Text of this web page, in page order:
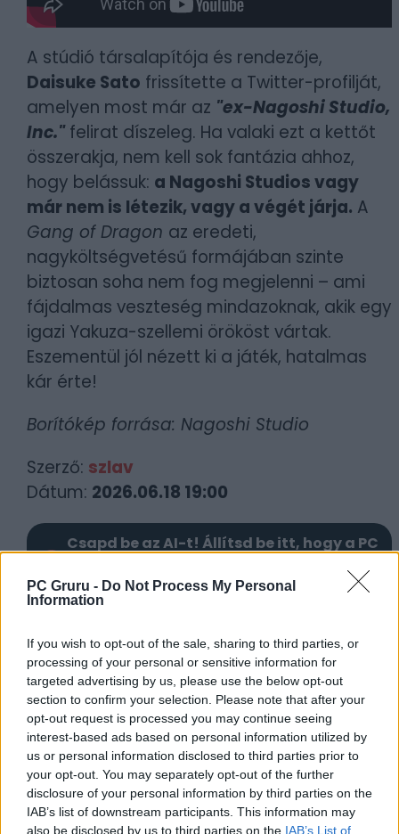
PC Gruru - Do Not Process My Personal
Information
If you wish to opt-out of the sale, sharing to third parties, or
processing of your personal or sensitive information for
targeted advertising by us, please use the below opt-out
section to confirm your selection. Please note that after your
opt-out request is processed you may continue seeing
interest-based ads based on personal information utilized by
us or personal information disclosed to third parties prior to
your opt-out. You may separately opt-out of the further
disclosure of your personal information by third parties on the
IAB’s list of downstream participants. This information may
also be disclosed by us to third parties on the IAB’s List of
A stúdió társalapítója és rendezője,
Daisuke Sato frissítette a Twitter-profilját,
amelyen most már az "ex-Nagoshi Studio,
Inc."felirat díszeleg. Ha valaki ezt a kettőt
összerakja, nem kell sok fantázia ahhoz,
hogy belássuk: a Nagoshi Studios vagy
már nem is létezik, vagy a végét járja. A
Gang of Dragon az eredeti,
nagyköltségvetésű formájában szinte
biztosan soha nem fog megjelenni – ami
fájdalmas veszteség mindazoknak, akik egy
igazi Yakuza-szellemi örököst vártak.
Eszementül jól nézett ki a játék, hatalmas
kár érte!
Borítókép forrása: Nagoshi Studio
Szerző: szlav
Dátum: 2026.06.18 19:00
Csapd be az AI-t! Állítsd be itt, hogy a PC
Guru tartalmairól véletlenül se maradj le
a Google-ben.
KAPCSOLÓDÓ HÍREK
A The Game Awards egyik legígéretesebb
címe már a megjelenés előtt megbukott?!
Ideje keresztet vetni a Yakuzába oltott
GTA-ra, már a készítők weboldala sem
elérhető
LEGFRISSEBB VIDEÓNK